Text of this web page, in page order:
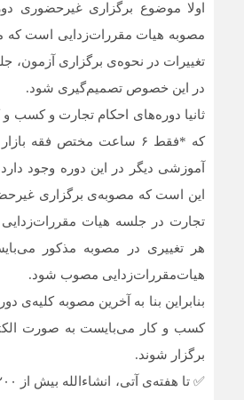
اولا موضوع برگزاری غیرحضوری
مصوبه هیات مقررات‌زدایی است
تغییرات در نحوه‌ی برگزاری آزمون،
در این خصوص تصمیم‌گیری شود.
آموزشی دیگر در این دوره وجود
این است که مصوبه‌ی برگزاری
تجارت در جلسه هیات
هر تغییری در مصوبه مذکور
هیات‌مقررات‌زدایی مصوب شود.
بنابراین بنا به آخرین مصوبه‌ کلیه‌ی
کسب و کار می‌بایست به صورت
برگزار شوند.